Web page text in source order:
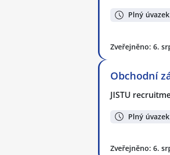
Plný úvazek
Zveřejněno: 6.
Obchodní
JISTU
Plný úvazek
Zveřejněno: 6.